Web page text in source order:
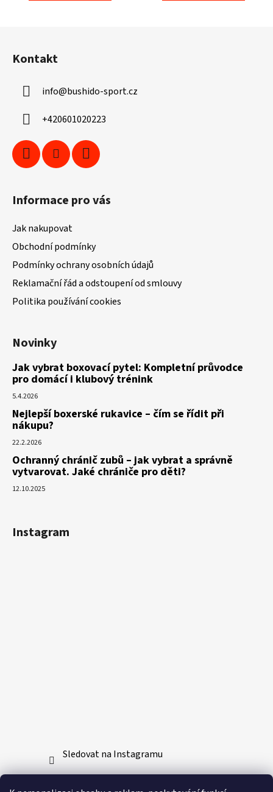
Kontakt
info@bushido-sport.cz
+420601020223
Informace pro vás
Jak nakupovat
Obchodní podmínky
Podmínky ochrany osobních údajů
Reklamační řád a odstoupení od smlouvy
Politika používání cookies
Novinky
Jak vybrat boxovací pytel: Kompletní průvodce
pro domácí i klubový trénink
5.4.2026
Nejlepší boxerské rukavice – čím se řídit při
nákupu?
22.2.2026
Ochranný chránič zubů – jak vybrat a správně
vytvarovat. Jaké chrániče pro děti?
12.10.2025
Instagram
Sledovat na Instagramu